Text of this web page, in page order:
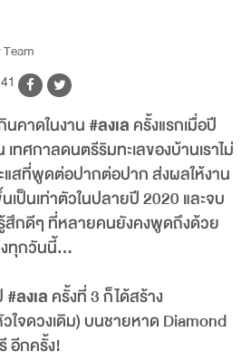
คาดในงาน#ลงเล ครั้งแรกเมื่อปี
ทศกาลดนตรีริมทะเลของบ้านเราไม่
แสที่พูดต่อปากต่อปาก ส่งผลให้งาน
ป็นเท่าตัวในปลายปี 2020 และจบ
กดีๆ ที่หลายคนยังคงพูดถึงด้วย
ทุกวันนี้...
#ลงเล ครั้งที่ 3 ก็ได้สร้าง
จดวงเดิม) บนชายหาด Diamond
อีกครั้ง!